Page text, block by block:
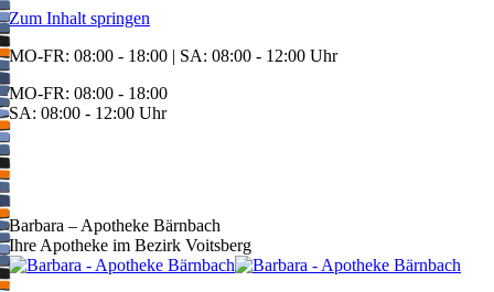
Zum Inhalt springen
MO-FR: 08:00 - 18:00 | SA: 08:00 - 12:00 Uhr
MO-FR: 08:00 - 18:00
SA: 08:00 - 12:00 Uhr
BEREITSCHAFT
+43 3142 62553
Barbara – Apotheke Bärnbach
Ihre Apotheke im Bezirk Voitsberg